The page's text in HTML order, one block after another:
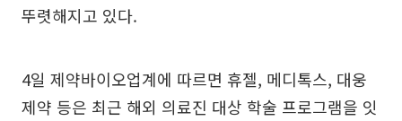
뚜렷해지고 있다.
4일 제약바이오업계에 따르면 휴젤, 메디톡스, 대웅
제약 등은 최근 해외 의료진 대상 학술 프로그램을 잇